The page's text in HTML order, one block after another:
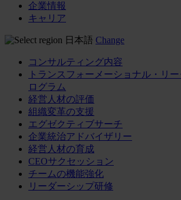
企業情報
キャリア
日本語 Change
コンサルティング内容
トランスフォーメーショナル・リ
ログラム
経営人材の評価
組織変革の支援
エグゼクティブサーチ
企業統治アドバイザリー
経営人材の育成
CEOサクセッション
チームの機能強化
リーダーシップ研修